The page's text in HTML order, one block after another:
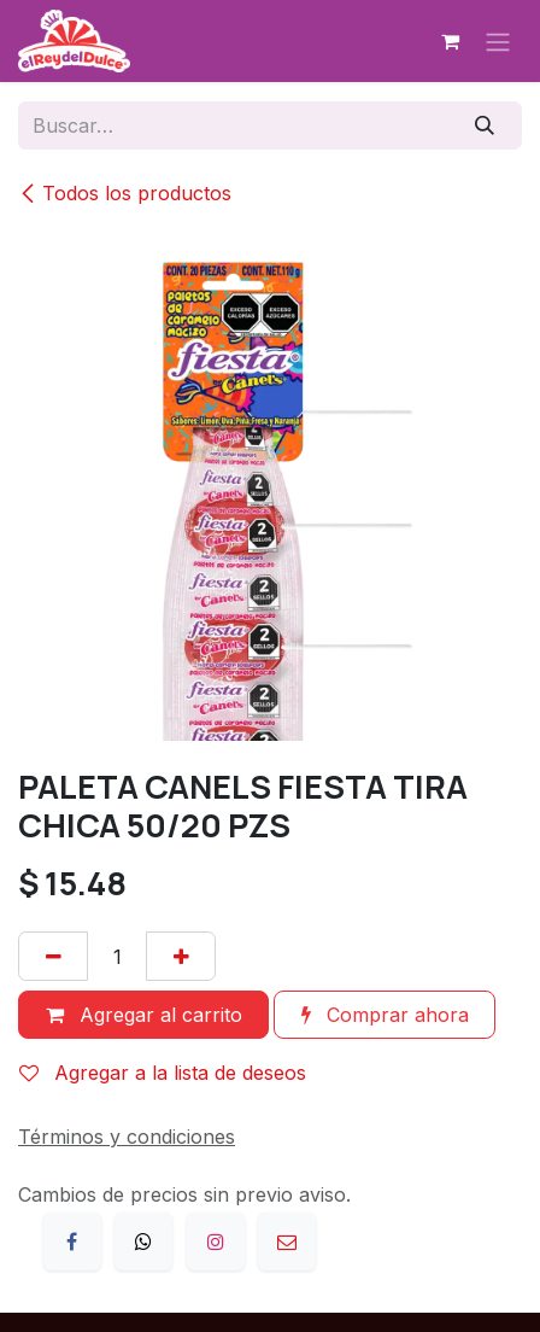
Ir al contenido
Todos los productos
PALETA CANELS FIESTA TIRA
CHICA 50/20 PZS
$15.48
Agregar al carrito Comprar ahora
Agregar a la lista de deseos
Términos y condiciones
Cambios de precios sin previo aviso.